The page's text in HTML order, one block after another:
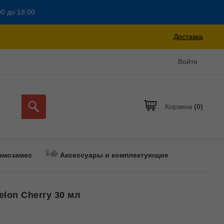
до 18:00
Доставка
Войти
Корзина (0)
Аксессуары и комплектующие
Cherry 30 мл